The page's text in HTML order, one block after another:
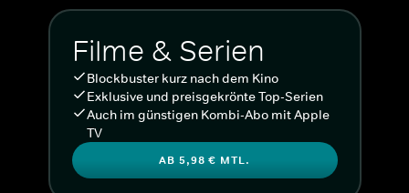
Filme & Serien
Blockbuster kurz nach dem Kino
Exklusive und preisgekrönte Top-Serien
Auch im günstigen Kombi-Abo mit Apple
TV
AB 5,98 € MTL.